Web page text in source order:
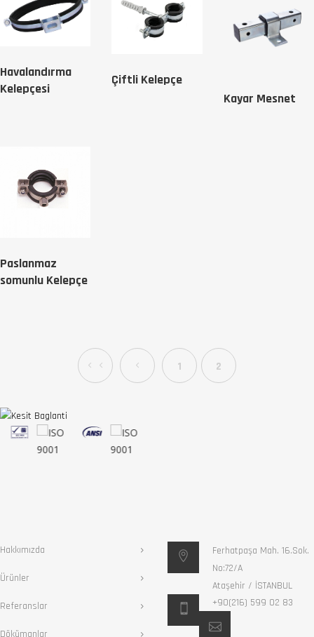
Havalandırma
Kelepçesi
Çiftli Kelepçe
Kayar Mesnet
Paslanmaz
somunlu Kelepçe
1 2
Hakkımızda
Ürünler
Referanslar
Dökümanlar
Ferhatpaşa Mah. 16.Sok.
No:72/A
Ataşehir / İSTANBUL
+90(216) 599 02 83